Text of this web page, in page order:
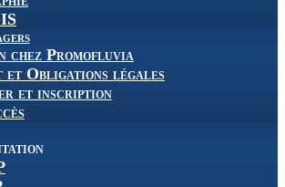
chez Promofluvia
et Obligations légales
et inscription